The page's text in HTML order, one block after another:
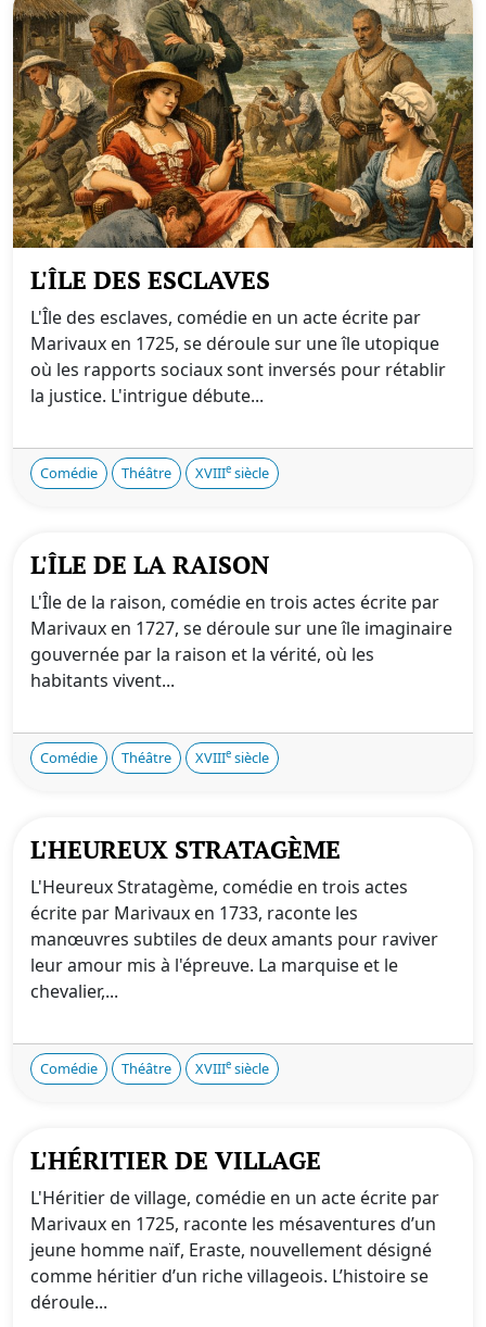
L'ÎLE DES ESCLAVES
L'Île des esclaves, comédie en un acte écrite par
Marivaux en 1725, se déroule sur une île utopique
où les rapports sociaux sont inversés pour rétablir
la justice. L'intrigue débute...
Comédie Théâtre XVIIIe siècle
L'ÎLE DE LA RAISON
L'Île de la raison, comédie en trois actes écrite par
Marivaux en 1727, se déroule sur une île imaginaire
gouvernée par la raison et la vérité, où les
habitants vivent...
Comédie Théâtre XVIIIe siècle
L'HEUREUX STRATAGÈME
L'Heureux Stratagème, comédie en trois actes
écrite par Marivaux en 1733, raconte les
manœuvres subtiles de deux amants pour raviver
leur amour mis à l'épreuve. La marquise et le
chevalier,...
Comédie Théâtre XVIIIe siècle
L'HÉRITIER DE VILLAGE
L'Héritier de village, comédie en un acte écrite par
Marivaux en 1725, raconte les mésaventures d’un
jeune homme naïf, Eraste, nouvellement désigné
comme héritier d’un riche villageois. L’histoire se
déroule...